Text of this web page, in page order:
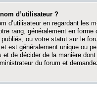
d’utilisateur ?
d’utilisateur en regardant les
rang, généralement en forme
ou votre statut sur le
est généralement unique ou
et de décider de la manière
du forum et